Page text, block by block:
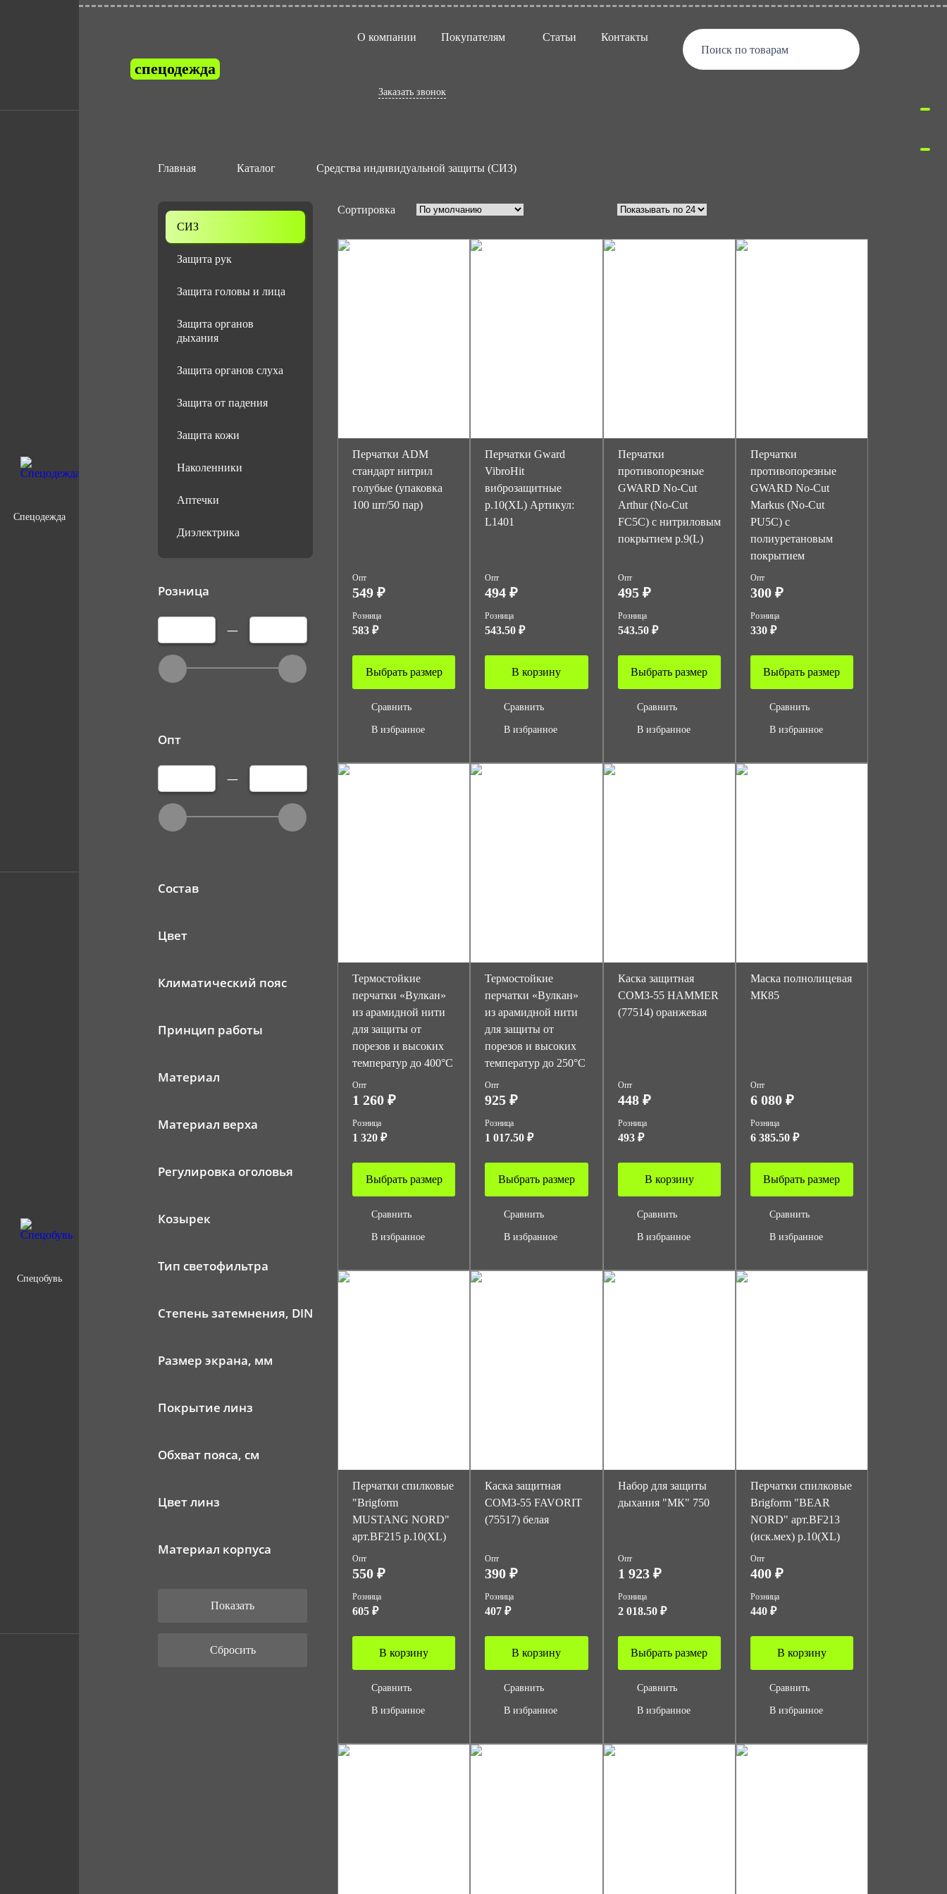
спецодежда
О компании Покупателям Статьи Контакты
Заказать звонок
Поиск по товарам
Спецодежда
Спецобувь
Средства индивидуальной защиты (СИЗ)
Главная Каталог Средства индивидуальной защиты (СИЗ)
СИЗ
Защита рук
Защита головы и лица
Защита органов
дыхания
Защита органов слуха
Защита от падения
Защита кожи
Наколенники
Аптечки
Диэлектрика
Розница
—
Опт
—
Состав
Цвет
Климатический пояс
Принцип работы
Материал
Материал верха
Регулировка оголовья
Козырек
Тип светофильтра
Степень затемнения, DIN
Размер экрана, мм
Покрытие линз
Обхват пояса, см
Цвет линз
Материал корпуса
Сортировка
Перчатки ADM
стандарт нитрил
голубые (упаковка
100 шт/50 пар)
Опт
549 ₽
Розница
583 ₽
Выбрать размер
Сравнить
В избранное
Перчатки Gward
VibroHit
виброзащитные
р.10(XL) Артикул:
L1401
Опт
494 ₽
Розница
543.50 ₽
В корзину
Сравнить
В избранное
Перчатки
противопорезные
GWARD No-Cut
Arthur (No-Cut
FC5C) с нитриловым
покрытием р.9(L)
Опт
495 ₽
Розница
543.50 ₽
Выбрать размер
Сравнить
В избранное
Перчатки
противопорезные
GWARD No-Cut
Markus (No-Cut
PU5C) c
полиуретановым
покрытием
Опт
300 ₽
Розница
330 ₽
Выбрать размер
Сравнить
В избранное
Термостойкие
перчатки «Вулкан»
из арамидной нити
для защиты от
порезов и высоких
температур до 400°С
Опт
1 260 ₽
Розница
1 320 ₽
Выбрать размер
Сравнить
В избранное
Термостойкие
перчатки «Вулкан»
из арамидной нити
для защиты от
порезов и высоких
температур до 250°С
Опт
925 ₽
Розница
1 017.50 ₽
Выбрать размер
Сравнить
В избранное
Каска защитная
СОМЗ-55 HAMMER
(77514) оранжевая
Опт
448 ₽
Розница
493 ₽
В корзину
Сравнить
В избранное
Маска полнолицевая
МК85
Опт
6 080 ₽
Розница
6 385.50 ₽
Выбрать размер
Сравнить
В избранное
Перчатки спилковые
"Brigform
MUSTANG NORD"
арт.BF215 р.10(XL)
Опт
550 ₽
Розница
605 ₽
В корзину
Сравнить
В избранное
Каска защитная
СОМЗ-55 FAVORIT
(75517) белая
Опт
390 ₽
Розница
407 ₽
В корзину
Сравнить
В избранное
Набор для защиты
дыхания "МК" 750
Опт
1 923 ₽
Розница
2 018.50 ₽
Выбрать размер
Сравнить
В избранное
Перчатки спилковые
Brigform "BEAR
NORD" арт.BF213
(иск.мех) р.10(XL)
Опт
400 ₽
Розница
440 ₽
В корзину
Сравнить
В избранное